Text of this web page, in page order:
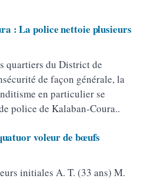
: La police nettoie plusieurs
quartiers du District de
de façon générale, la
en particulier se
police de Kalaban-Coura..
voleur de bœufs
initiales A. T. (33 ans) M.